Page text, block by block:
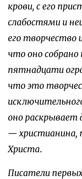
крови, с его
слабостями и
его творчество
что оно собрано
пятнадцати
что это
оно раскрывает
— христианина,
Христа.
Писатели